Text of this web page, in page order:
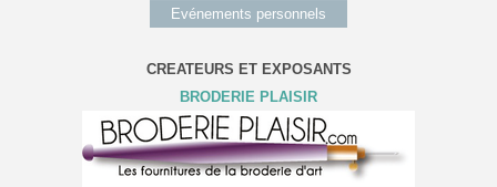
Evénements personnels
CREATEURS ET EXPOSANTS
BRODERIE PLAISIR